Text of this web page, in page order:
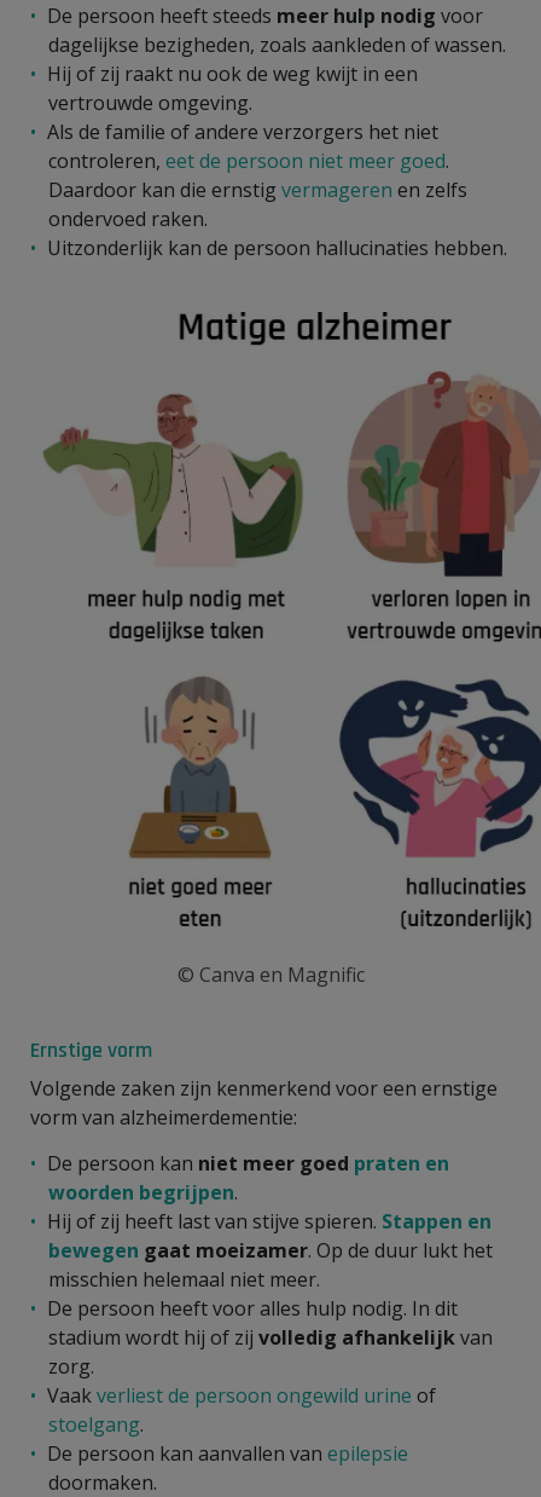
De persoon heeft steeds meer hulp nodig voor
dagelijkse bezigheden, zoals aankleden of wassen.
Hij of zij raakt nu ook de weg kwijt in een
vertrouwde omgeving.
Als de familie of andere verzorgers het niet
controleren, eet de persoon niet meer goed.
Daardoor kan die ernstig vermageren en zelfs
ondervoed raken.
Uitzonderlijk kan de persoon hallucinaties hebben.
© Canva en Magnific
Ernstige vorm
Volgende zaken zijn kenmerkend voor een ernstige
vorm van alzheimerdementie:
De persoon kan niet meer goed praten en
woorden begrijpen.
Hij of zij heeft last van stijve spieren. Stappen en
bewegen gaat moeizamer. Op de duur lukt het
misschien helemaal niet meer.
De persoon heeft voor alles hulp nodig. In dit
stadium wordt hij of zij volledig afhankelijkvan
zorg.
Vaakverliest de persoon ongewild urine of
stoelgang.
De persoon kan aanvallen van epilepsie
doormaken.